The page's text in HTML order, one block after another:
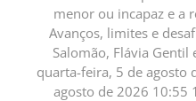
menor ou incapaz e a
Avanços, limites e
Salomão, Flávia Gentil
quarta-feira, 5 de agosto
agosto de 2026 10:55